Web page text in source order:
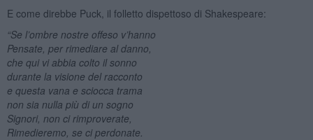
E come direbbe Puck, il folletto dispettoso di Shakespeare:
“Se l’ombre nostre offeso v’hanno
Pensate, per rimediare al danno,
che qui vi abbia colto il sonno
durante la visione del racconto
e questa vana e sciocca trama
non sia nulla più di un sogno
Signori, non ci rimproverate,
Rimedieremo, se ci perdonate.